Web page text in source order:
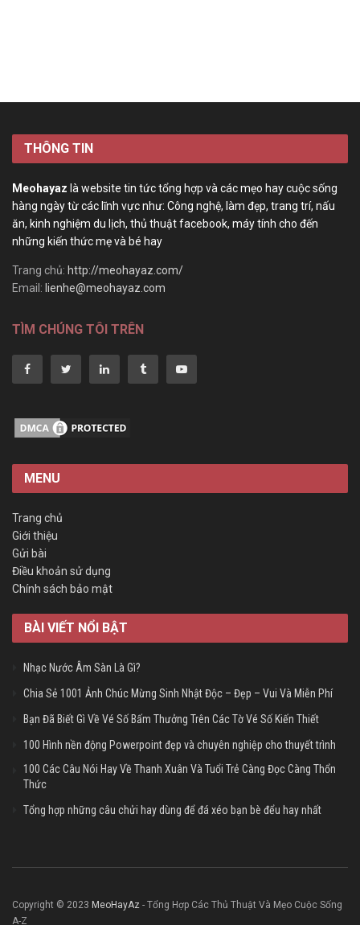
THÔNG TIN
Meohayaz là website tin tức tổng hợp và các mẹo hay cuộc sống
hàng ngày từ các lĩnh vực như: Công nghệ, làm đẹp, trang trí, nấu
ăn, kinh nghiệm du lịch, thủ thuật facebook, máy tính cho đến
những kiến thức mẹ và bé hay
Trang chủ: http://meohayaz.com/
Email: lienhe@meohayaz.com
TÌM CHÚNG TÔI TRÊN
MENU
Trang chủ
Giới thiệu
Gửi bài
Điều khoản sử dụng
Chính sách bảo mật
BÀI VIẾT NỔI BẬT
Nhạc Nước Âm Sàn Là Gì?
Chia Sẻ 1001 Ảnh Chúc Mừng Sinh Nhật Độc – Đẹp – Vui Và Miễn Phí
Bạn Đã Biết Gì Về Vé Số Bấm Thưởng Trên Các Tờ Vé Số Kiến Thiết
100 Hình nền động Powerpoint đẹp và chuyên nghiệp cho thuyết trình
100 Các Câu Nói Hay Về Thanh Xuân Và Tuổi Trẻ Càng Đọc Càng Thổn
Thức
Tổng hợp những câu chửi hay dùng để đá xéo bạn bè đểu hay nhất
Copyright © 2023 MeoHayAz - Tổng Hợp Các Thủ Thuật Và Mẹo Cuộc Sống
A-Z